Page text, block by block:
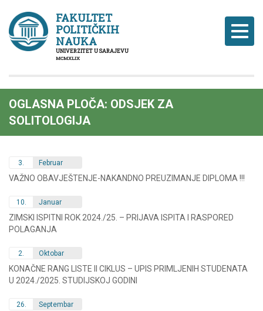
FAKULTET
POLITIČKIH
NAUKA
UNIVERZITET U SARAJEVU
MCMXLIX
OGLASNA PLOČA: ODSJEK ZA
SOLITOLOGIJA
3. Februar
VAŽNO OBAVJEŠTENJE-NAKANDNO PREUZIMANJE DIPLOMA !!!
10. Januar
ZIMSKI ISPITNI ROK 2024./25. – PRIJAVA ISPITA I RASPORED
POLAGANJA
2. Oktobar
KONAČNE RANG LISTE II CIKLUS – UPIS PRIMLJENIH STUDENATA
U 2024./2025. STUDIJSKOJ GODINI
26. Septembar